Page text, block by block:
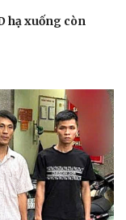
hạ xuống còn